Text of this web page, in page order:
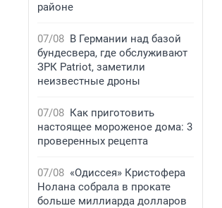
районе
07/08 В Германии над базой
бундесвера, где обслуживают
ЗРК Patriot, заметили
неизвестные дроны
07/08 Как приготовить
настоящее мороженое дома: 3
проверенных рецепта
07/08 «Одиссея» Кристофера
Нолана собрала в прокате
больше миллиарда долларов